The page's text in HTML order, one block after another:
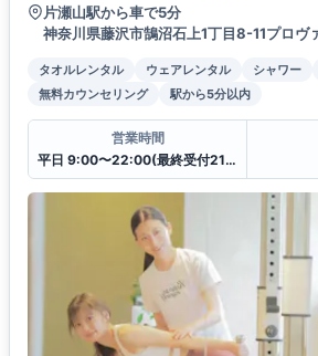
片瀬山駅から車で5分
神奈川県藤沢市鵠沼石上1丁目8-11プロヴ
タオルレンタル ウェアレンタル シャワー
無料カウンセリング
駅から5分以内
営業時間
平日 9:00〜22:00(最終受付21:00)